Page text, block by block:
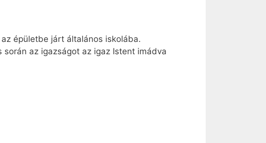
épületbe járt általános iskolába.
az igazságot az igaz Istent imádva